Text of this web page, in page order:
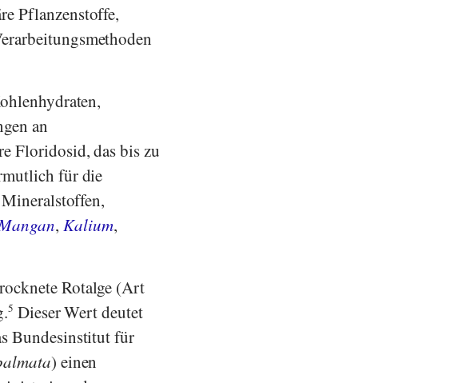
Pflanzenstoffe,
an
Floridosid, das bis zu
für die
, Kalium,
Rotalge (Art
5 Dieser Wert deutet
Bundesinstitut für
) einen